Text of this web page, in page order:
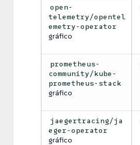
open-
telemetry/opentel
emetry-operator
gráfico
prometheus-
community/kube-
prometheus-stack
gráfico
jaegertracing/ja
eger-operator
gráfico